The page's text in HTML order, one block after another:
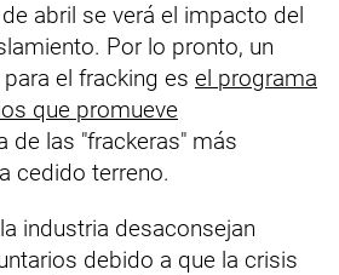
abril se verá el impacto del
Por lo pronto, un
el fracking es el programa
que promueve
de las "frackeras" más
cedido terreno.
industria desaconsejan
debido a que la crisis